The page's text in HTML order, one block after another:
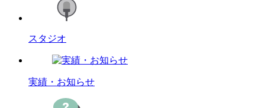
スタジオ
実績・お知らせ